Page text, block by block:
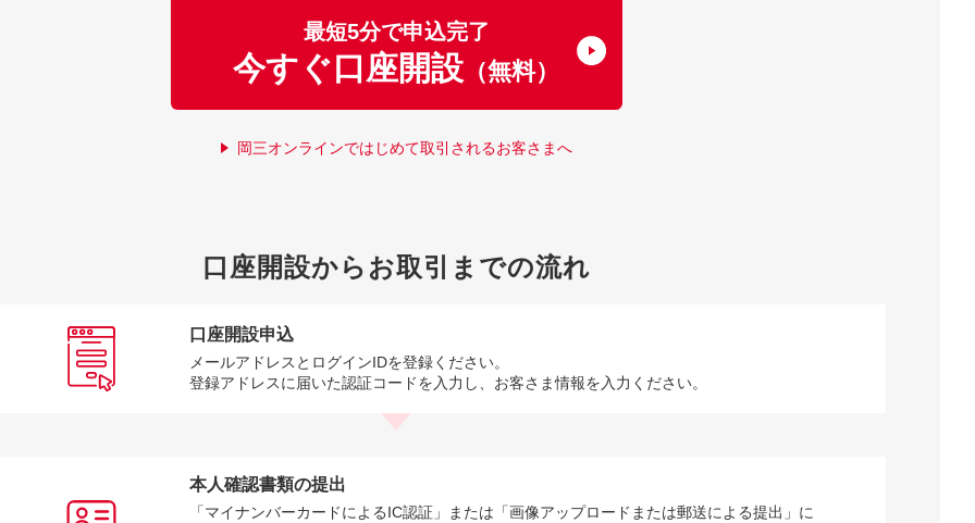
最短5分で申込完了
今すぐ口座開設 （無料）
岡三オンラインではじめて取引されるお客さまへ
口座開設からお取引までの流れ
口座開設申込
メールアドレスとログインIDを登録ください。
登録アドレスに届いた認証コードを入力し、お客さま情報を入力ください。
本人確認書類の提出
「マイナンバーカードによるIC認証」または「画像アップロードまたは郵送による提出」に